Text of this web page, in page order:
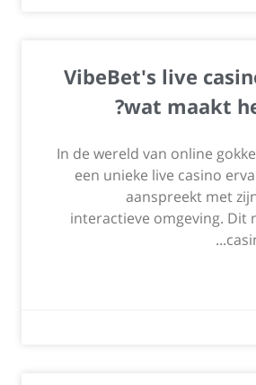
VibeBet's live
wat maakt
In de wereld van online
een unieke live casino
aanspreekt met
interactieve omgeving. Dit